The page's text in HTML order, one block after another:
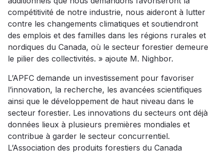
compétitivité de notre industrie, nous aideront à lutter
contre les changements climatiques et soutiendront
des emplois et des familles dans les régions rurales et
nordiques du Canada, où le secteur forestier demeure
le pilier des collectivités. » ajoute M. Nighbor.
L’APFC demande un investissement pour favoriser
l’innovation, la recherche, les avancées scientifiques
ainsi que le développement de haut niveau dans le
secteur forestier. Les innovations du secteurs ont déjà
données lieux à plusieurs premières mondiales et
contribue à garder le secteur concurrentiel.
L’Association des produits forestiers du Canada